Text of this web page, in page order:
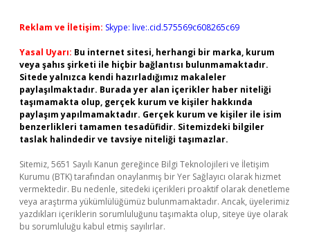
Reklam ve İletişim: Skype: live:.cid.575569c608265c69
Yasal Uyarı: Bu internet sitesi, herhangi bir marka, kurum
veya şahıs şirketi ile hiçbir bağlantısı bulunmamaktadır.
Sitede yalnızca kendi hazırladığımız makaleler
paylaşılmaktadır. Burada yer alan içerikler haber niteliği
taşımamakta olup, gerçek kurum ve kişiler hakkında
paylaşım yapılmamaktadır. Gerçek kurum ve kişiler ile isim
benzerlikleri tamamen tesadüfidir. Sitemizdeki bilgiler
taslak halindedir ve tavsiye niteliği taşımazlar.
Sitemiz, 5651 Sayılı Kanun gereğince Bilgi Teknolojileri ve İletişim
Kurumu (BTK) tarafından onaylanmış bir Yer Sağlayıcı olarak hizmet
vermektedir. Bu nedenle, sitedeki içerikleri proaktif olarak denetleme
veya araştırma yükümlülüğümüz bulunmamaktadır. Ancak, üyelerimiz
yazdıkları içeriklerin sorumluluğunu taşımakta olup, siteye üye olarak
bu sorumluluğu kabul etmiş sayılırlar.